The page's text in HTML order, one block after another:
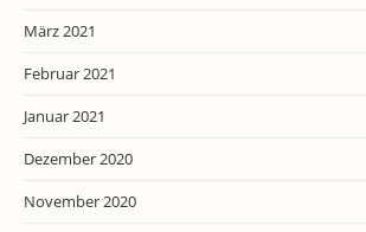
März 2021
Februar 2021
Januar 2021
Dezember 2020
November 2020